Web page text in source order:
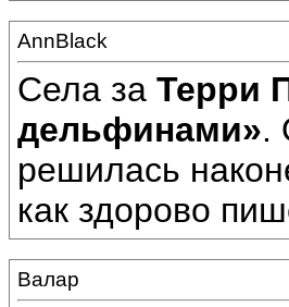
AnnBlack
Села за Терри
дельфинами».
решилась
как здорово
Валар